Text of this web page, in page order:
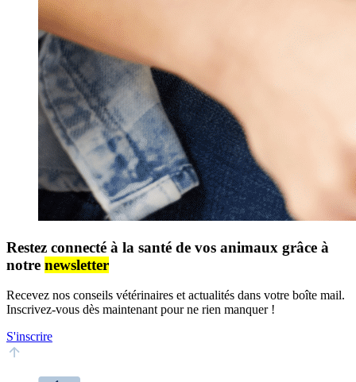
Restez connecté à la santé de vos animaux grâce à
notre newsletter
Recevez nos conseils vétérinaires et actualités dans votre boîte mail.
Inscrivez-vous dès maintenant pour ne rien manquer !
S'inscrire